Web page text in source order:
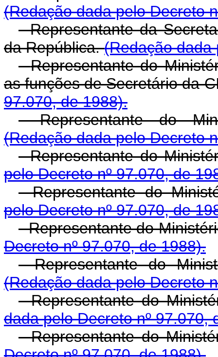
(Redação dada pelo Decreto
- Representante da
da República.(Redação dada
-Representante do
as funções de Secretário da
97.070, de 1988).
- Representante do
(Redação dada pelo Decreto
- Representante do
pelo Decreto nº 97.070, de
- Representante do
pelo Decreto nº 97.070, de
- Representante do
Decreto nº 97.070, de 1988).
- Representante do
(Redação dada pelo Decreto
- Representante do
dada pelo Decreto nº 97.070,
- Representante do